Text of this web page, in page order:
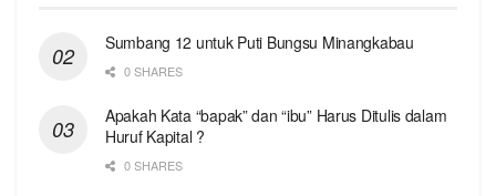
Sumbang 12 untuk Puti Bungsu Minangkabau
0 SHARES
Apakah Kata “bapak” dan “ibu” Harus Ditulis dalam
Huruf Kapital ?
0 SHARES